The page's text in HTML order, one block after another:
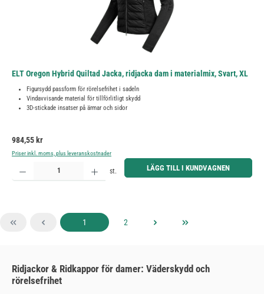
ELT Oregon Hybrid Quiltad Jacka, ridjacka dam i materialmix, Svart, XL
Figursydd passform för rörelsefrihet i sadeln
Vindavvisande material för tillförlitligt skydd
3D-stickade insatser på ärmar och sidor
Ordinarie pris:
984,55 kr
Priser inkl. moms, plus leveranskostnader
Produktkvantitet: Ange önskat belopp eller använd knapparna för att öka eller minska kvantiteten.
st. LÄGG TILL I KUNDVAGNEN
Sida
1 Sida
2
Ridjackor & Ridkappor för damer: Väderskydd och
rörelsefrihet